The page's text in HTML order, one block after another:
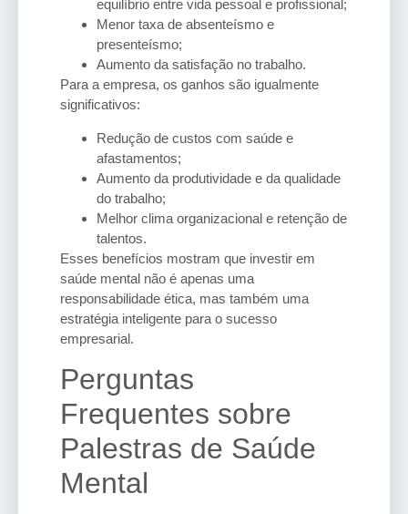
equilíbrio entre vida pessoal e profissional;
Menor taxa de absenteísmo e
presenteísmo;
Aumento da satisfação no trabalho.
Para a empresa, os ganhos são igualmente
significativos:
Redução de custos com saúde e
afastamentos;
Aumento da produtividade e da qualidade
do trabalho;
Melhor clima organizacional e retenção de
talentos.
Esses benefícios mostram que investir em
saúde mental não é apenas uma
responsabilidade ética, mas também uma
estratégia inteligente para o sucesso
empresarial.
Perguntas
Frequentes sobre
Palestras de Saúde
Mental